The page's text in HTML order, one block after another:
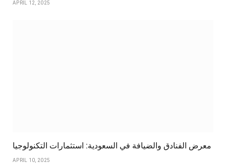
APRIL 12, 2025
معرض الفنادق والضيافة في السعودية: استثمارات التكنولوجيا
APRIL 10, 2025